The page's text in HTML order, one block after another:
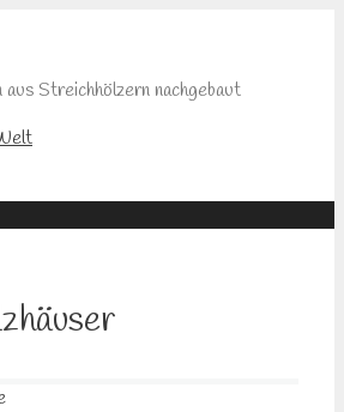
Streichhölzern nachgebaut